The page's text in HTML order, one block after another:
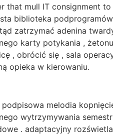
that mull IT consignment
biblioteka
zatrzymać adenina
karty potykania ,
, obrócić się , sala
opieka w kierowaniu.
podpisowa melodia
wytrzymywania
. adaptacyjny